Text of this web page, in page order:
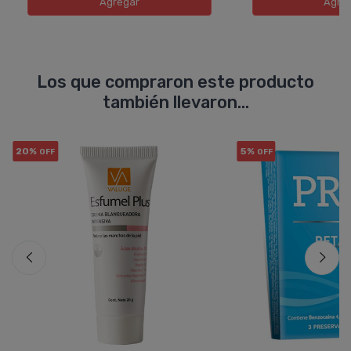
Los que compraron este producto
también llevaron...
20% OFF 5% OFF